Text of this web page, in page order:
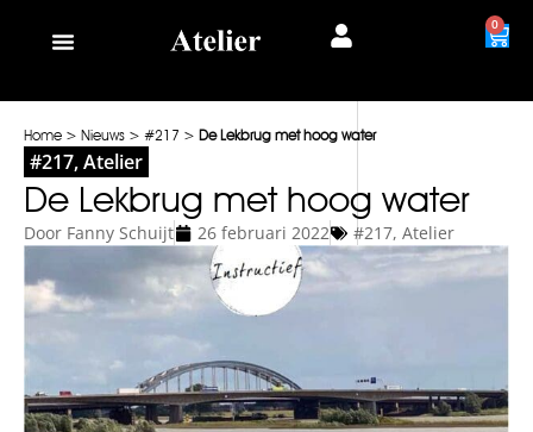
0
Home > Nieuws > #217 > De Lekbrug met hoog water
#217,Atelier
De Lekbrug met hoog water
Door Fanny Schuijt 26 februari 2022 #217, Atelier